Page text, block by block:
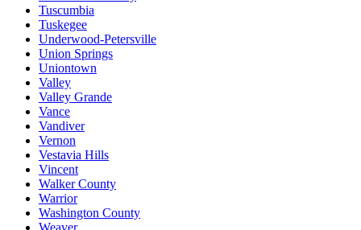
Tuscumbia
Tuskegee
Underwood-Petersville
Union Springs
Uniontown
Valley
Valley Grande
Vance
Vandiver
Vernon
Vestavia Hills
Vincent
Walker County
Warrior
Washington County
Weaver